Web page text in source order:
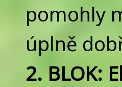
pomohly
úplně
2. BLOK: